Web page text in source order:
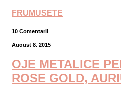
FRUMUSETE
10 Comentarii
August 8, 2015
OJE METALICE
ROSE GOLD,